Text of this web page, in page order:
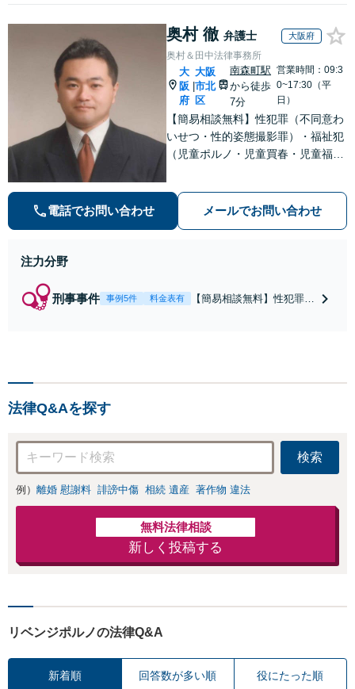
奥村 徹 弁護士 大阪府
奥村＆田中法律事務所
大
阪
府
大阪
市北
区
南森町駅
から徒歩
7分
営業時間：09:3
0~17:30（平
日）
【簡易相談無料】性犯罪（不同意わ
いせつ・性的姿態撮影罪）・福祉犯
（児童ポルノ・児童買春・児童福祉
等）に非常に詳しい弁護士です
電話でお問い合わせ メールでお問い合わせ
注力分野
刑事事件 事例5件 料金表有
【簡易相談無料】性犯罪
法律Q&Aを探す
検索
例） 離婚 慰謝料 誹謗中傷 相続 遺産 著作物 違法
無料法律相談
新しく投稿する
リベンジポルノの法律Q&A
新着順 回答数が多い順 役にたった順